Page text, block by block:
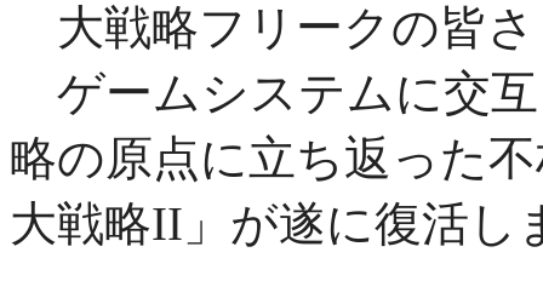
大戦略フリークの皆
ゲームシステムに交
略の原点に立ち返った
大戦略II」が遂に復活し